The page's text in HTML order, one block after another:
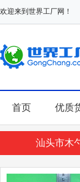
欢迎来到世界工厂网！
首页 优质
汕头市木